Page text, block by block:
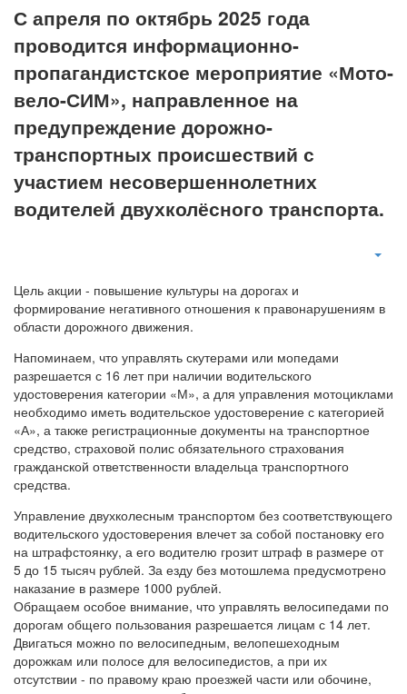
С апреля по октябрь 2025 года
проводится информационно-
пропагандистское мероприятие «Мото-
вело-СИМ», направленное на
предупреждение дорожно-
транспортных происшествий с
участием несовершеннолетних
водителей двухколёсного транспорта.
Цель акции - повышение культуры на дорогах и
формирование негативного отношения к правонарушениям в
области дорожного движения.
Напоминаем, что управлять скутерами или мопедами
разрешается с 16 лет при наличии водительского
удостоверения категории «М», а для управления мотоциклами
необходимо иметь водительское удостоверение с категорией
«А», а также регистрационные документы на транспортное
средство, страховой полис обязательного страхования
гражданской ответственности владельца транспортного
средства.
Управление двухколесным транспортом без соответствующего
водительского удостоверения влечет за собой постановку его
на штрафстоянку, а его водителю грозит штраф в размере от
5 до 15 тысяч рублей. За езду без мотошлема предусмотрено
наказание в размере 1000 рублей.
Обращаем особое внимание, что управлять велосипедами по
дорогам общего пользования разрешается лицам с 14 лет.
Двигаться можно по велосипедным, велопешеходным
дорожкам или полосе для велосипедистов, а при их
отсутствии - по правому краю проезжей части или обочине,